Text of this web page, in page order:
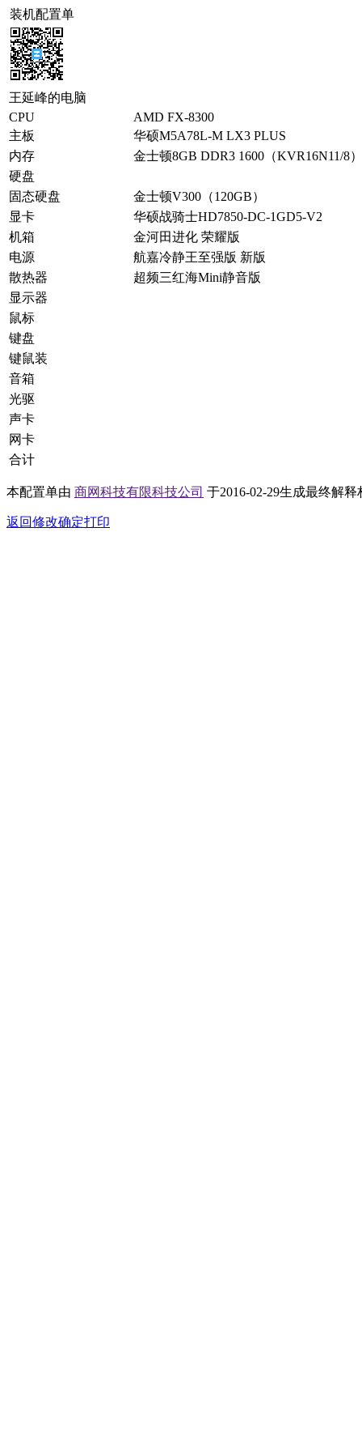
装机配置单
王延峰的电脑
CPU
AMD FX-8300
主板
华硕M5A78L-M LX3 PLUS
内存
金士顿8GB DDR3 1600（KVR16N11/8）
硬盘
固态硬盘
金士顿V300（120GB）
显卡
华硕战骑士HD7850-DC-1GD5-V2
机箱
金河田进化 荣耀版
电源
航嘉冷静王至强版 新版
散热器
超频三红海Mini静音版
显示器
鼠标
键盘
键鼠装
音箱
光驱
声卡
网卡
合计
本配置单由 商网科技有限科技公司 于2016-02-29生成最终解释
返回修改确定打印